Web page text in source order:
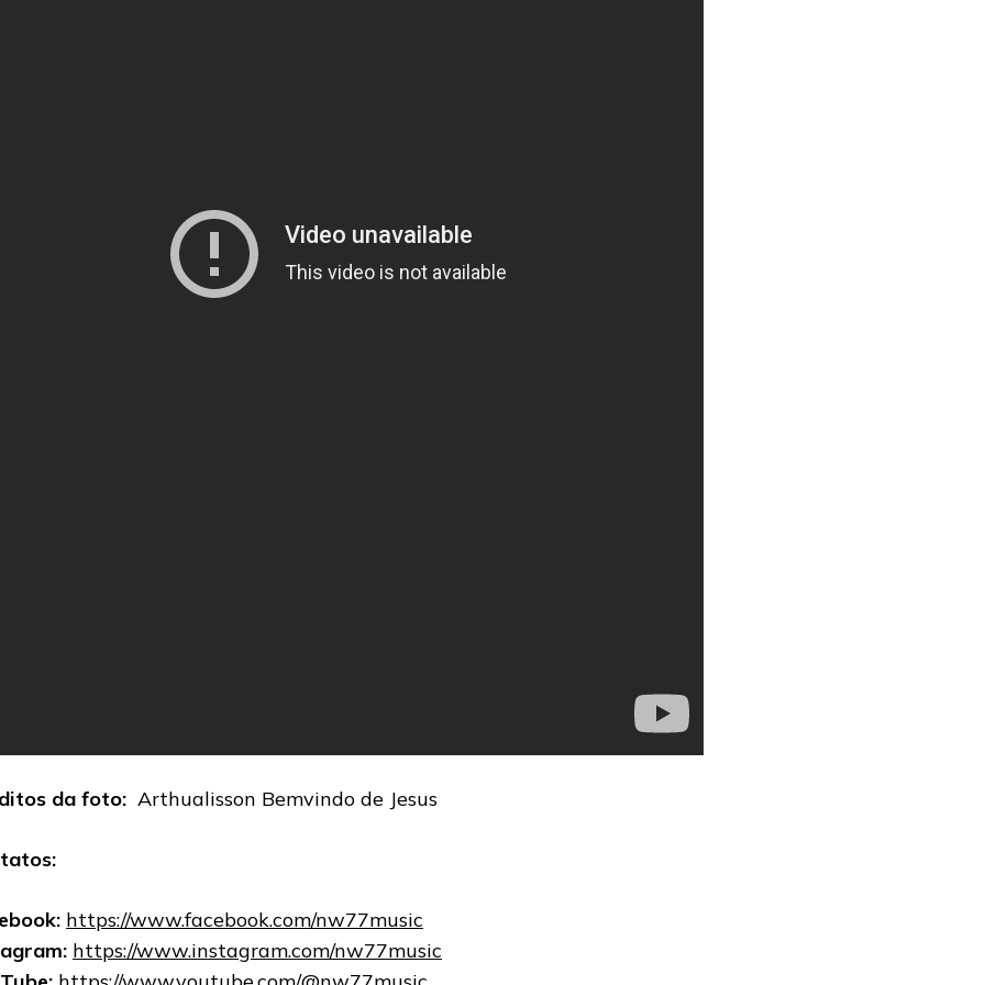
da foto: Arthualisson Bemvindo de Jesus
https://www.facebook.com/nw77music
https://www.instagram.com/nw77music